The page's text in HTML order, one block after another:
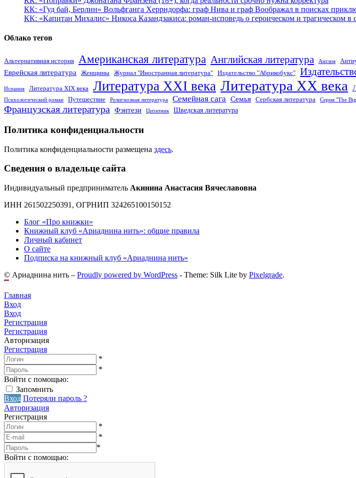
КК: «Гуд бай, Берлин» Вольфганга Херрндорфа: граф Нива и граф Воображал в поисках
КК: «Капитан Михалис» Никоса Казандзакиса: роман-исповедь о героическом и трагическом в
Облако тегов
Альтернативная история Американская литература Английская литература Англия
Еврейская литература Женщины Журнал "Иностранная литература" Издательство "Абрикобукс"
Испания Литература XIX века Литература XXI века Литература XX века
Психологический роман Путешествие Религиозная литература Семейная сага Семья Сербская литература Серия "The
Французская литература Фэнтези Цитатник Шведская литература
Политика конфиденциальности
Политика конфиденциальности размещена здесь.
Сведения о владельце сайта
Индивидуальный предприниматель Акинина Анастасия Вячеславовна
ИНН 261502250391, ОГРНИП 324265100150152
Блог «Про книжки»
Книжный клуб «Ариаднина нить»: общие правила
Личный кабинет
О сайте
Подписка на книжный клуб «Ариаднина нить»
© Ариаднина нить – Proudly powered by WordPress - Theme: Silk Lite by Pixelgrade.
Главная
Вход
Вход
Регистрация
Регистрация
Авторизация
Регистрация
*
*
Войти с помощью:
Запомнить
Вход Потеряли пароль ?
Авторизация
Регистрация
*
*
*
Войти с помощью: